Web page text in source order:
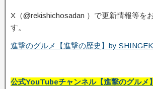
X（@rekishichosadan ）で更新情報等を
す。
進撃のグルメ【進撃の歴史】by
公式YouTubeチャンネル【進撃のグルメ】